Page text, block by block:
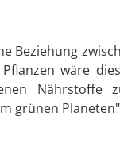
Beziehung
wäre
Nährstoffe
grünen